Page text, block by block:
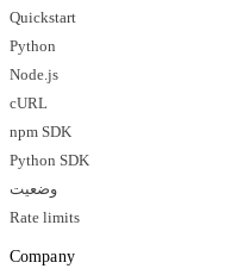
Quickstart
Python
Node.js
cURL
npm SDK
Python SDK
وضعیت
Rate limits
Company